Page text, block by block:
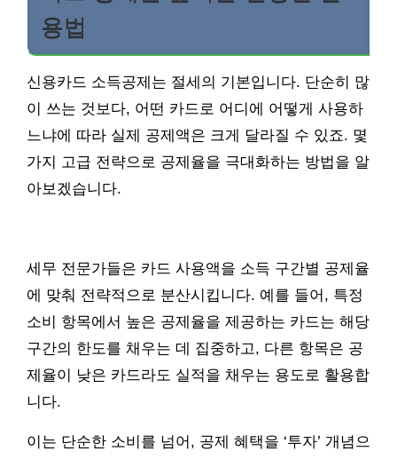
용법
신용카드 소득공제는 절세의 기본입니다. 단순히 많
이 쓰는 것보다, 어떤 카드로 어디에 어떻게 사용하
느냐에 따라 실제 공제액은 크게 달라질 수 있죠. 몇
가지 고급 전략으로 공제율을 극대화하는 방법을 알
아보겠습니다.
세무 전문가들은 카드 사용액을 소득 구간별 공제율
에 맞춰 전략적으로 분산시킵니다. 예를 들어, 특정
소비 항목에서 높은 공제율을 제공하는 카드는 해당
구간의 한도를 채우는 데 집중하고, 다른 항목은 공
제율이 낮은 카드라도 실적을 채우는 용도로 활용합
니다.
이는 단순한 소비를 넘어, 공제 혜택을 ‘투자’ 개념으